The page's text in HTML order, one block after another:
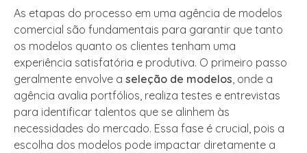
As etapas do processo em uma agência de modelos
comercial são fundamentais para garantir que tanto
os modelos quanto os clientes tenham uma
experiência satisfatória e produtiva. O primeiro passo
geralmente envolve a seleção de modelos, onde a
agência avalia portfólios, realiza testes e entrevistas
para identificar talentos que se alinhem às
necessidades do mercado. Essa fase é crucial, pois a
escolha dos modelos pode impactar diretamente a